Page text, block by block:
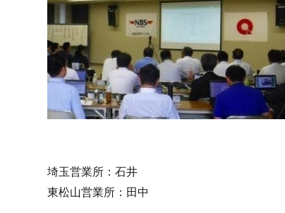
埼玉営業所：石井
東松山営業所：田中